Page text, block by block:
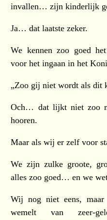
invallen… zijn kinderlijk
Ja… dat laatste zeker.
We kennen zoo goed
voor het ingaan in het
„Zoo gij niet wordt als dit
Och… dat lijkt niet zoo
hooren.
Maar als wij er zelf voor
We zijn zulke groote,
alles zoo goed… en we
Wij nog niet eens,
wemelt van zeer-